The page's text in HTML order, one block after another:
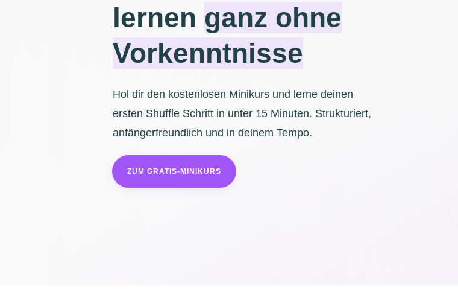
lernen ganz ohne
Vorkenntnisse
Hol dir den kostenlosen Minikurs und lerne deinen
ersten Shuffle Schritt in unter 15 Minuten. Strukturiert,
anfängerfreundlich und in deinem Tempo.
ZUM GRATIS‑MINIKURS